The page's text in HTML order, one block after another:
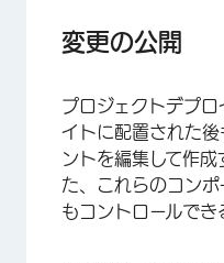
インターセプトのテス
FAQs
変更の公開
プロジェクトデプ
イトに配置された
ントを編集して作成
た、これらのコン
もコントロールでき